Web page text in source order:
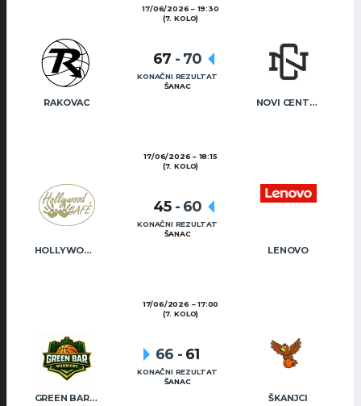
17/06/2026
19:30
(7. KOLO)
RAKOVAC NOVI CENTAR
67 - 70
KONAČNI REZULTAT
ŠANAC
17/06/2026
18:15
(7. KOLO)
HOLLYWOOD CAFÉ LENOVO
45 - 60
KONAČNI REZULTAT
ŠANAC
17/06/2026
17:00
(7. KOLO)
GREEN BAR WARRIORS ŠKANJCI
66 - 61
KONAČNI REZULTAT
ŠANAC